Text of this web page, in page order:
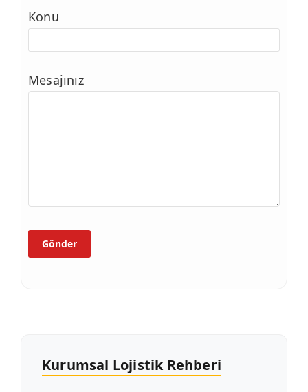
Konu
Mesajınız
Kurumsal Lojistik Rehberi